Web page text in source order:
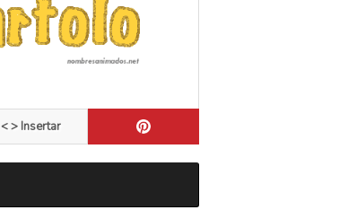
< > Insertar